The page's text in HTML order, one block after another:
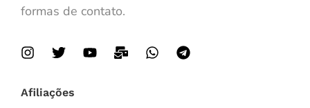
formas de contato.
Afiliações